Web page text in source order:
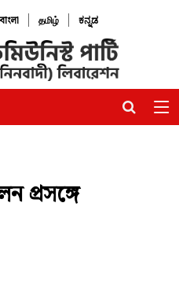
বাংলা | தமிழ் | ಕನ್ನಡ
প্রসঙ্গে